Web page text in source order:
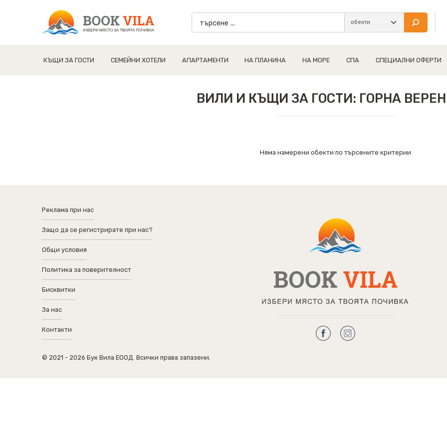
КЪЩИ ЗА ГОСТИ СЕМЕЙНИ ХОТЕЛИ АПАРТАМЕНТИ НА ПЛАНИНА НА МОРЕ СПА СПЕЦИАЛНИ ОФЕРТИ
ВИЛИ И КЪЩИ ЗА ГОСТИ: ГОРНА
Няма намерени обекти по търсените критерии
Реклама при нас
Защо да се регистрирате при нас?
Общи условия
Политика за поверителност
Бисквитки
За нас
Контакти
© 2021 - 2026 Бук Вила ЕООД. Всички права запазени.